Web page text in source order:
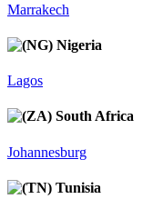
Marrakech
Nigeria
Lagos
South Africa
Johannesburg
Tunisia